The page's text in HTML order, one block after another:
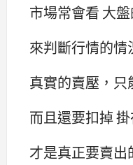
市場常會看 大
來判斷行情的情
真實的賣壓，
而且還要扣掉
才是真正要賣出